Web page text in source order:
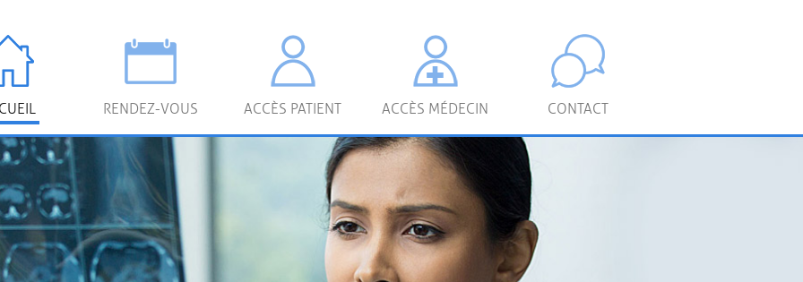
RENDEZ-VOUS ACCÈS PATIENT ACCÈS MÉDECIN CONTACT